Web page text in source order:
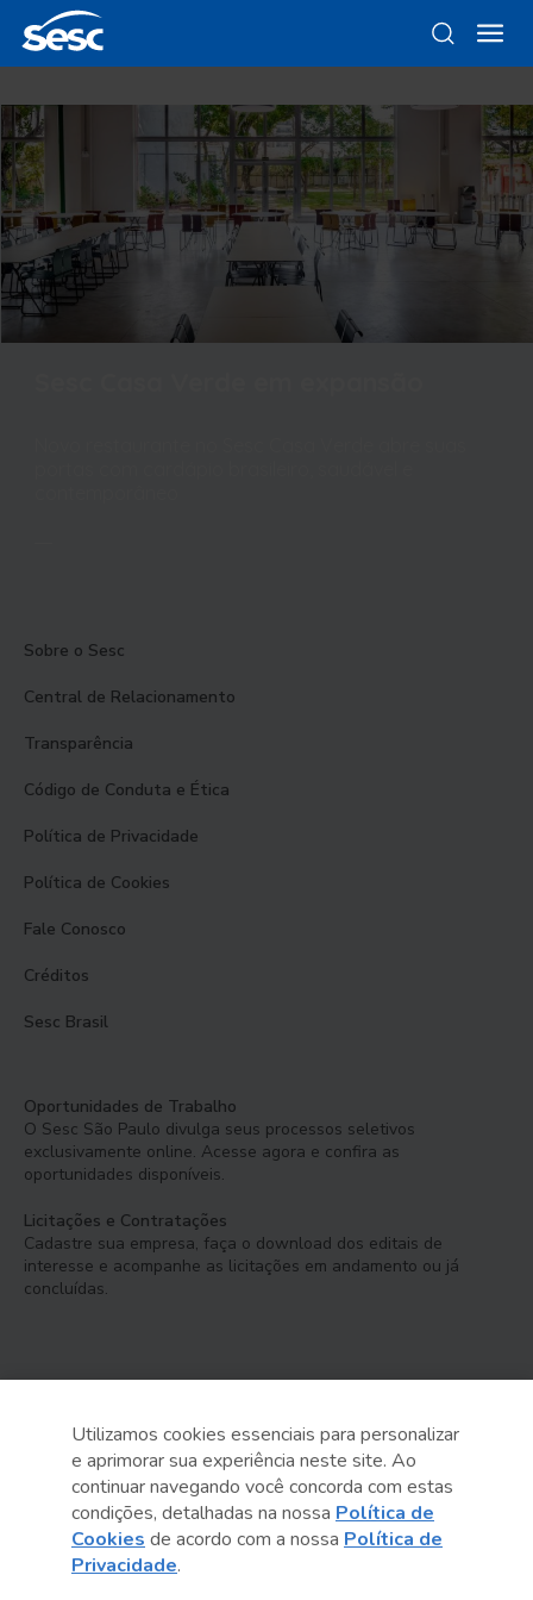
Sobre o Sesc
Central de Relacionamento
Transparência
Código de Conduta e Ética
Política de Privacidade
Política de Cookies
Fale Conosco
Créditos
Sesc Brasil
Oportunidades de Trabalho
O Sesc São Paulo divulga seus processos seletivos
exclusivamente online. Acesse agora e confira as
oportunidades disponíveis.
Licitações e Contratações
Cadastre sua empresa, faça o download dos editais de
interesse e acompanhe as licitações em andamento ou já
concluídas.
Serviço Social do Comércio
Administração Regional no Estado de São Paulo
Sesc São Paulo por aí:
Utilizamos cookies essenciais para personalizar
e aprimorar sua experiência neste site. Ao
continuar navegando você concorda com estas
condições, detalhadas na nossa Política de
Cookies de acordo com a nossa Política de
Privacidade.